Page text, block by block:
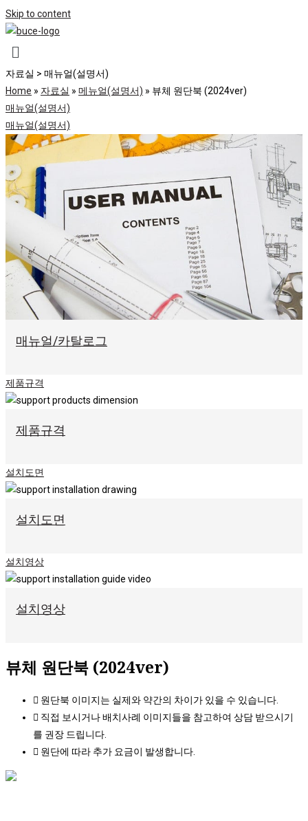
Skip to content
자료실 > 매뉴얼(설명서)
Home » 자료실 » 메뉴얼(설명서) » 뷰체 원단북 (2024ver)
매뉴얼(설명서)
매뉴얼(설명서)
매뉴얼/카탈로그
제품규격
제품규격
설치도면
설치도면
설치영상
설치영상
뷰체 원단북 (2024ver)
원단북 이미지는 실제와 약간의 차이가 있을 수 있습니다.
직접 보시거나 배치사례 이미지들을 참고하여 상담 받으시기
를 권장 드립니다.
원단에 따라 추가 요금이 발생합니다.